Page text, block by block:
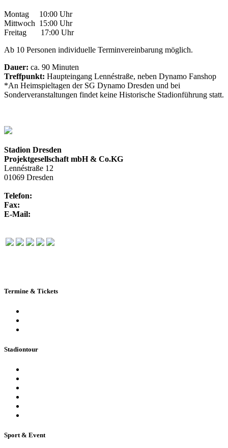
Montag 10:00 Uhr
Mittwoch 15:00 Uhr
Freitag 17:00 Uhr
Ab 10 Personen individuelle Terminvereinbarung möglich.
Dauer: ca. 90 Minuten
Treffpunkt: Haupteingang Lennéstraße, neben Dynamo Fanshop
*An Heimspieltagen der SG Dynamo Dresden und bei
Sonderveranstaltungen findet keine Historische Stadionführung statt.
Stadion Dresden
Projektgesellschaft mbH & Co.KG
Lennéstraße 12
01069 Dresden
Telefon:
Fax:
E-Mail:
Termine & Tickets
Stadiontour
Sport & Event